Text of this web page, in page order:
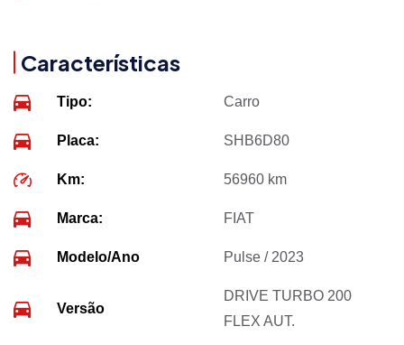
Características
Tipo: Carro
Placa: SHB6D80
Km: 56960 km
Marca: FIAT
Modelo/Ano Pulse / 2023
Versão
DRIVE TURBO 200
FLEX AUT.